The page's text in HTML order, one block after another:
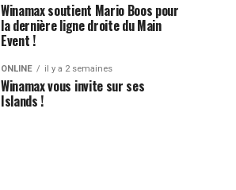
Winamax soutient Mario Boos pour
la dernière ligne droite du Main
Event !
ONLINE il y a 2 semaines
Winamax vous invite sur ses
Islands !